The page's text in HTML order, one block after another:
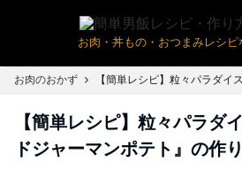
お肉・丼もの・おつまみレシピ
お肉のおかず
【簡単レシピ】粒々パラダ
ドジャーマンポテト』の作